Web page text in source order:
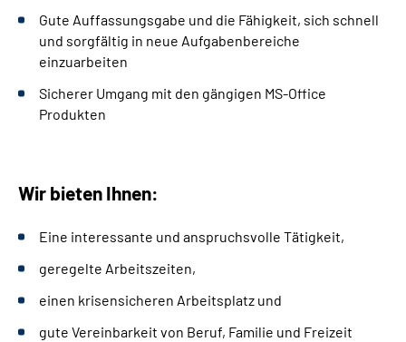
Gute Auffassungsgabe und die Fähigkeit, sich schnell
und sorgfältig in neue Aufgabenbereiche
einzuarbeiten
Sicherer Umgang mit den gängigen MS-Office
Produkten
Wir bieten Ihnen:
Eine interessante und anspruchsvolle Tätigkeit,
geregelte Arbeitszeiten,
einen krisensicheren Arbeitsplatz und
gute Vereinbarkeit von Beruf, Familie und Freizeit